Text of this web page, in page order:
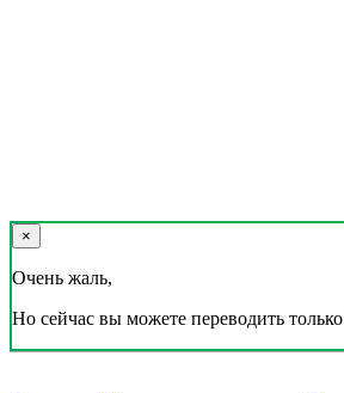
×
Очень жаль,
Но сейчас вы можете переводить только